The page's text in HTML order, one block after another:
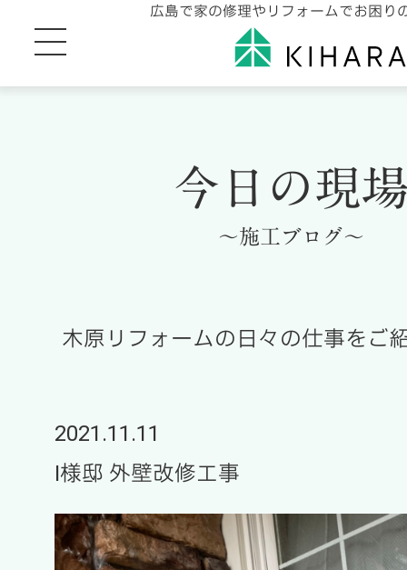
広島で家の修理やリフォームでお困り
今日の現
～施工ブログ～
木原リフォームの日々の仕事をご
2021.11.11
I様邸 外壁改修工事